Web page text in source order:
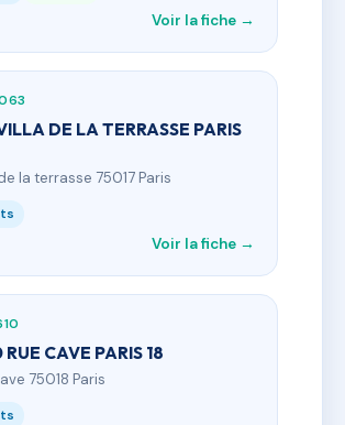
Voir la fiche →
DE LA TERRASSE PARIS
la terrasse 75017 Paris
Voir la fiche →
CAVE PARIS 18
75018 Paris